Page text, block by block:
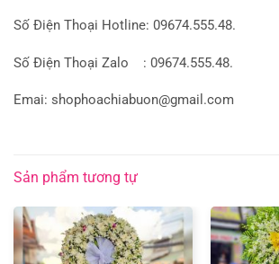
Số Điện Thoại Hotline: 09674.555.48.
Số Điện Thoại Zalo : 09674.555.48.
Emai: shophoachiabuon@gmail.com
Sản phẩm tương tự